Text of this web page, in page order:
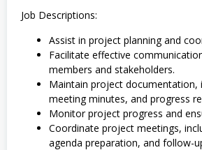
Job Descriptions:
Assist in project planning and
Facilitate effective
members and stakeholders.
Maintain project documentation,
meeting minutes, and progress
Monitor project progress and
Coordinate project meetings,
agenda preparation, and follow-